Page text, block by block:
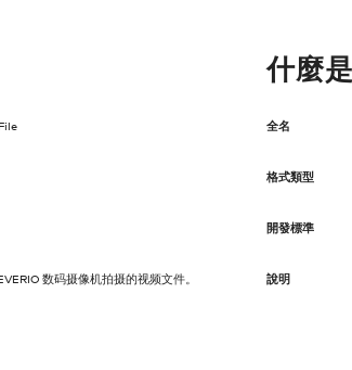
数码摄像机拍摄的视频文件。
什麼
全名
格式類型
開發標準
說明